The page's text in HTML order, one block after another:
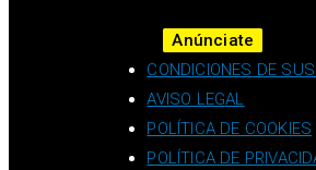
Anúnciate
CONDICIONES DE
AVISO LEGAL
POLÍTICA DE COOKIES
POLÍTICA DE